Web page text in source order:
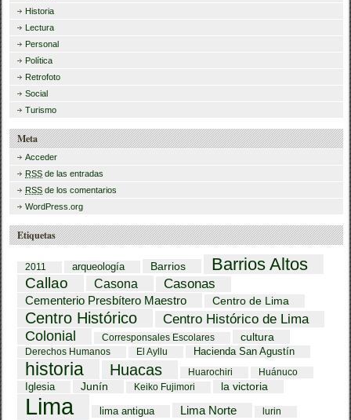
Historia
Lectura
Personal
Política
Retrofoto
Social
Turismo
Meta
Acceder
RSS de las entradas
RSS de los comentarios
WordPress.org
Etiquetas
2011 arqueología Barrios Barrios Altos
Callao Casona Casonas
Cementerio Presbítero Maestro Centro de Lima
Centro Histórico
Centro Histórico de Lima
Colonial
Corresponsales Escolares cultura
Derechos Humanos El Ayllu Hacienda San Agustín
historia Huacas Huarochiri Huánuco
Iglesia Junín Keiko Fujimori la victoria
Lima lima antigua Lima Norte lurin